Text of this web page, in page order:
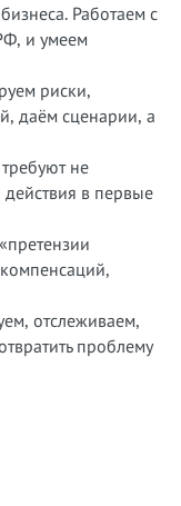
Работаем с
и умеем
риски,
даём сценарии, а
не
действия в первые
отслеживаем,
проблему